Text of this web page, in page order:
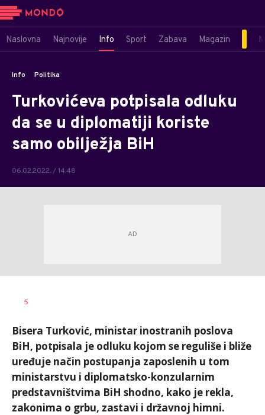
Naslovna Najnovije Info Sport Zabava Magazin
Info Politika
Turkovićeva potpisala odluku
da se u diplomatiji koriste
samo obilježja BiH
06.02.2022. / 14:48
AUTOR
5
Bisera Turković, ministar inostranih poslova
BiH, potpisala je odluku kojom se reguliše i bliže
uređuje način postupanja zaposlenih u tom
ministarstvu i diplomatsko-konzularnim
predstavništvima BiH shodno, kako je rekla,
zakonima o grbu, zastavi i državnoj himni.